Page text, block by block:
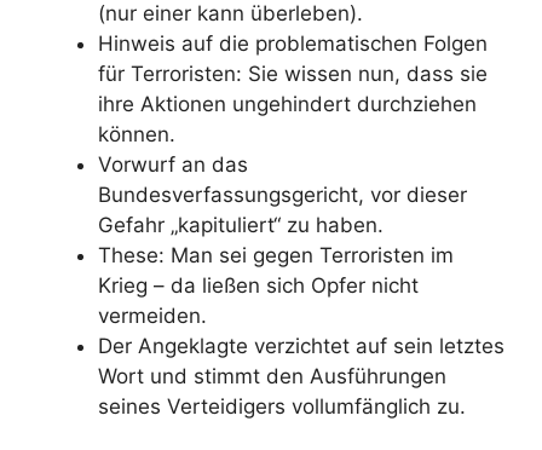
(nur einer kann überleben).
Hinweis auf die problematischen Folgen
für Terroristen: Sie wissen nun, dass sie
ihre Aktionen ungehindert durchziehen
können.
Vorwurf an das
Bundesverfassungsgericht, vor dieser
Gefahr „kapituliert“ zu haben.
These: Man sei gegen Terroristen im
Krieg – da ließen sich Opfer nicht
vermeiden.
Der Angeklagte verzichtet auf sein letztes
Wort und stimmt den Ausführungen
seines Verteidigers vollumfänglich zu.